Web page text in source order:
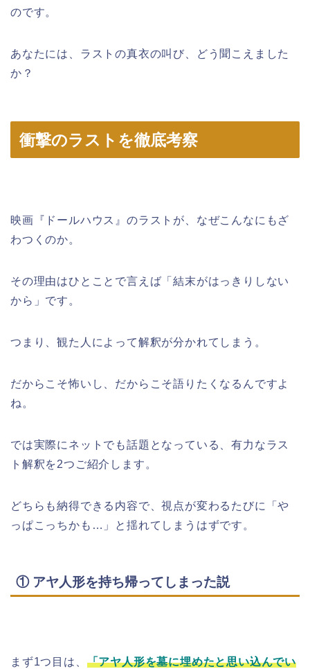
のです。
あなたには、ラストの真衣の叫び、どう聞こえました
か？
衝撃のラストを徹底考察
映画『ドールハウス』のラストが、なぜこんなにもざ
わつくのか。
その理由はひとことで言えば「結末がはっきりしない
から」です。
つまり、観た人によって解釈が分かれてしまう。
だからこそ怖いし、だからこそ語りたくなるんですよ
ね。
では実際にネットでも話題となっている、有力なラス
ト解釈を2つご紹介します。
どちらも納得できる内容で、視点が変わるたびに「や
っぱこっちかも…」と揺れてしまうはずです。
① アヤ人形を持ち帰ってしまった説
まず1つ目は、 「アヤ人形を墓に埋めたと思い込んでい